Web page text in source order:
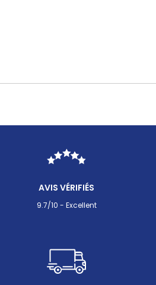
AVIS VÉRIFIÉS
9.7/10 - Excellent